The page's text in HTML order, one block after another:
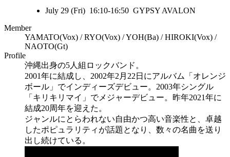
July 29 (Fri) 16:10-16:50 GYPSY AVALON
Member
YAMATO(Vox) / RYO(Vox) / YOH(Ba) / HIROKI(Vox) /
NAOTO(Gt)
Profile
沖縄出身の5人組ロックバンド。
2001年に結成し、2002年2月22日にアルバム「オレンジ
ボール」でインディーズデビュー。2003年シングル
「キリキリマイ」でメジャーデビュー。昨年2021年に
結成20周年を迎えた。
ジャンルにとらわれない自由かつ高い音楽性と、卓越
したポピュラリティが話題となり、数々の名曲を送り
出し続けている。